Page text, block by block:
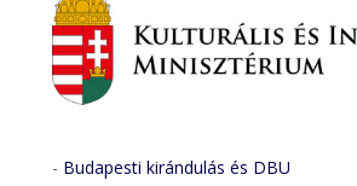
- Budapesti kirándulás és DBU